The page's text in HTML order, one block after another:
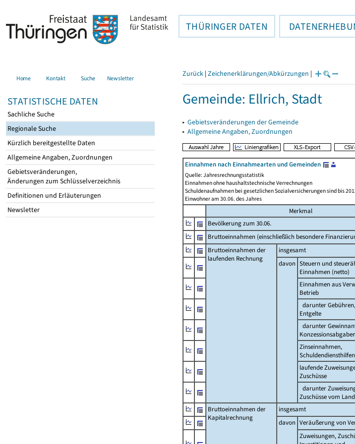
THÜRINGER DATEN
Home Kontakt Suche Newsletter
STATISTISCHE DATEN
Sachliche Suche
Regionale Suche
Kürzlich bereitgestellte Daten
Allgemeine Angaben, Zuordnungen
Gebietsveränderungen,
Änderungen zum Schlüsselverzeichnis
Definitionen und Erläuterungen
Newsletter
Zurück | Zeichenerklärungen/Abkürzungen |
Gemeinde: Ellrich, Stadt
▸ Gebietsveränderungen der Gemeinde
▸ Allgemeine Angaben, Zuordnungen
Einnahmen nach Einnahmearten und Gemeinden
Quelle: Jahresrechnungsstatistik
Einnahmen ohne haushaltstechnische Verrechnungen
Schuldenaufnahmen bei gesetzlichen Sozialversicherungen sind bis
Einwohner am 30.06. des Jahres
Merkmal
Bevölkerung zum 30.06.
Bruttoeinnahmen (einschließlich besondere
Bruttoeinnahmen der
laufenden Rechnung
insgesamt
davon Steuern und
Einnahmen (netto)
Einnahmen aus
Betrieb
darunter
Entgelte
darunter
Zinseinnahmen,
Schuldendiensthilfen
laufende
Zuschüsse
darunter
Zuschüsse vom Land
Bruttoeinnahmen der
Kapitalrechnung
insgesamt
davon Veräußerung von
Zuweisungen,